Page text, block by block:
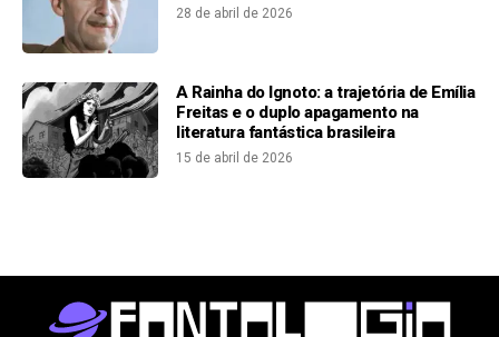
28 de abril de 2026
A Rainha do Ignoto: a trajetória de Emília
Freitas e o duplo apagamento na
literatura fantástica brasileira
15 de abril de 2026